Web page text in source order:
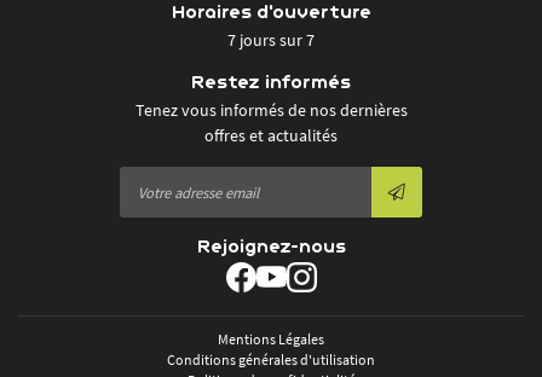
Horaires d'ouverture
7 jours sur 7
Restez informés
Tenez vous informés de nos dernières
offres et actualités
Rejoignez-nous
Mentions Légales
Conditions générales d'utilisation